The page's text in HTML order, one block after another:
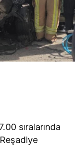
sıralarında